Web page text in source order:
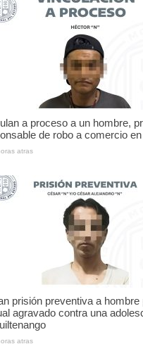
a proceso a un hombre,
de robo a comercio
atras
prisión preventiva a hombre
agravado contra una
atras